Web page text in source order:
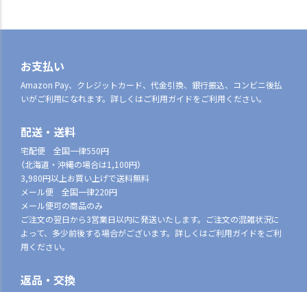
お支払い
Amazon Pay、クレジットカード、代金引換、銀行振込、コンビニ後払
いがご利用になれます。詳しくはご利用ガイドをご利用ください。
配送・送料
宅配便 全国一律550円
（北海道・沖縄の場合は1,100円）
3,980円以上お買い上げで送料無料
メール便 全国一律220円
メール便可の商品のみ
ご注文の翌日から3営業日以内に発送いたします。ご注文の混雑状況に
よって、多少前後する場合がございます。詳しくはご利用ガイドをご利
用ください。
返品・交換